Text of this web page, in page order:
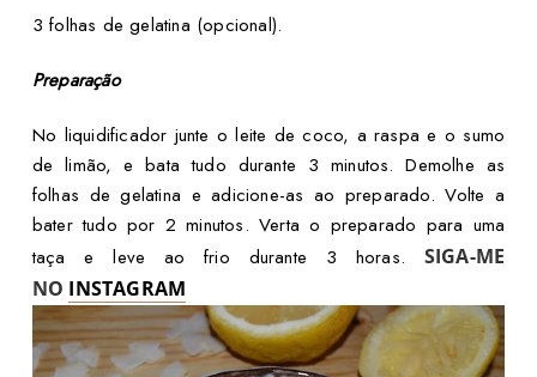
3 folhas de gelatina (opcional).
Preparação
No liquidificador junte o leite de coco, a raspa e o sumo
de limão, e bata tudo durante 3 minutos. Demolhe as
folhas de gelatina e adicione-as ao preparado. Volte a
bater tudo por 2 minutos. Verta o preparado para uma
taça e leve ao frio durante 3 horas. SIGA-ME
NO INSTAGRAM